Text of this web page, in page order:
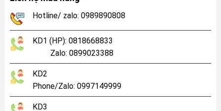
Hotline/ zalo: 0989890808
KD1 (HP): 0818668833
Zalo: 0899023388
KD2
Phone/Zalo: 0997149999
KD3